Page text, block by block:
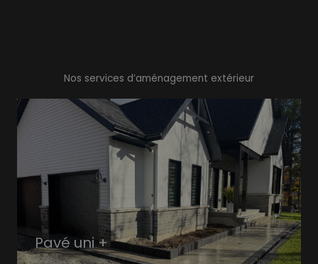
Nos services d’aménagement extérieur
Pavé uni +